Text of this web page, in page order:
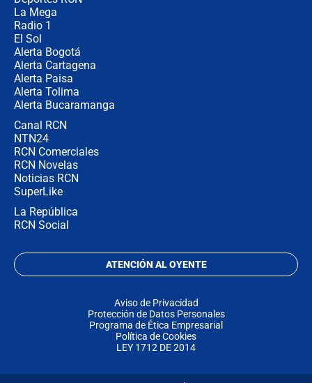
La Mega
Radio 1
El Sol
Alerta Bogotá
Alerta Cartagena
Alerta Paisa
Alerta Tolima
Alerta Bucaramanga
Canal RCN
NTN24
RCN Comerciales
RCN Novelas
Noticias RCN
SuperLike
La República
RCN Social
ATENCIÓN AL OYENTE
Aviso de Privacidad
Protección de Datos Personales
Programa de Ética Empresarial
Política de Cookies
LEY 1712 DE 2014